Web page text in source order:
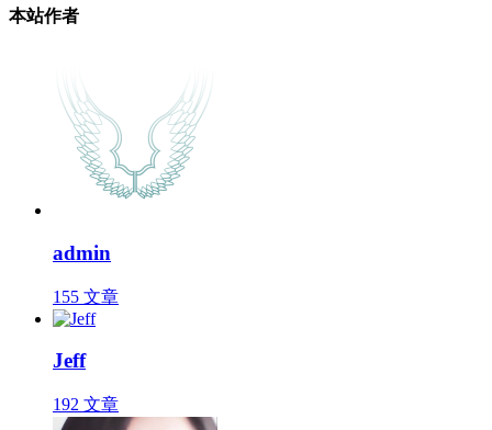
本站作者
admin
155 文章
Jeff
192 文章